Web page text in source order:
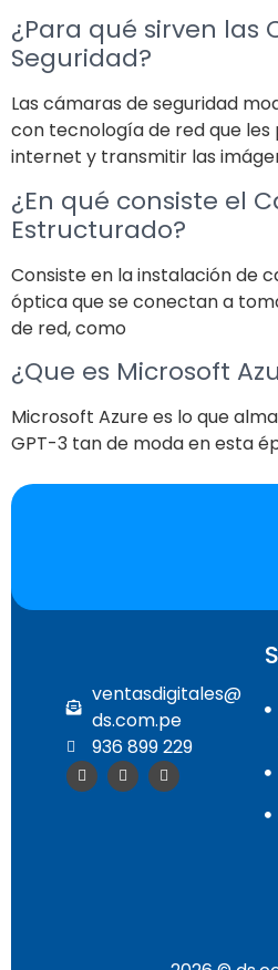
¿Para qué sirven las
Seguridad?
Las cámaras de seguridad
con tecnología de red que
internet y transmitir las
¿En qué consiste el
Estructurado?
Consiste en la instalación de
óptica que se conectan a
de red, como
¿Que es Microsoft
Microsoft Azure es lo que
GPT-3 tan de moda en esta
ventasdigitales@
ds.com.pe
936 899 229